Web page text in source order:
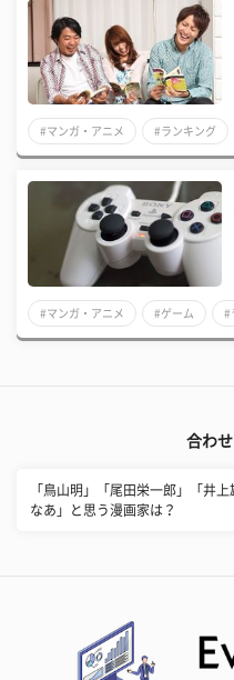
#マンガ・アニメ #ランキング
#マンガ・アニメ #ゲーム #
合わ
「鳥山明」「尾田栄一郎」「井
なあ」と思う漫画家は？